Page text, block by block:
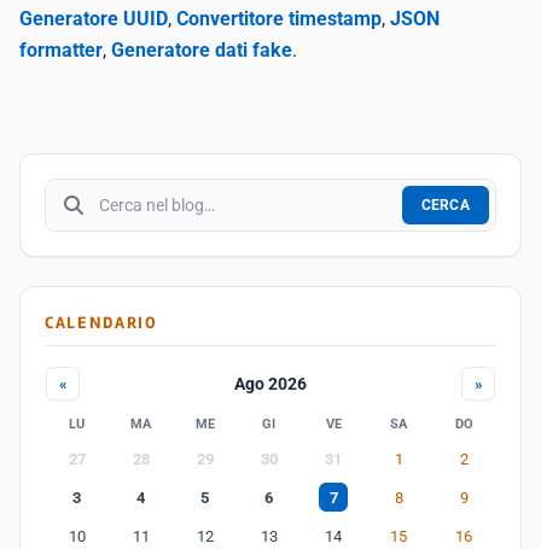
Generatore UUID, Convertitore timestamp, JSON
formatter, Generatore dati fake.
Cerca nel blog
CERCA
CALENDARIO
« Ago 2026 »
LU MA ME GI VE SA DO
27 28 29 30 31 1 2
3 4 5 6 7 8 9
10 11 12 13 14 15 16